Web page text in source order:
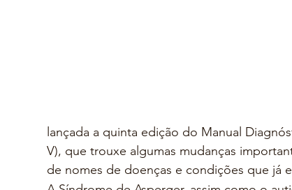
lançada a quinta edição do Manual
V), que trouxe algumas mudanças
de nomes de doenças e condições que já